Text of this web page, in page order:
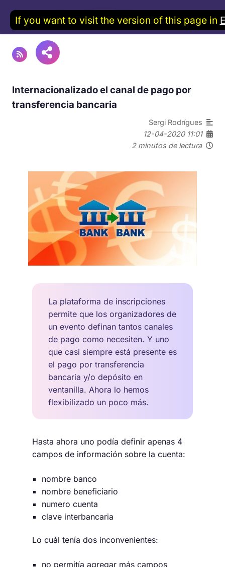
Internacionalizado el canal de pago por
transferencia bancaria
Sergi Rodrígues
12-04-2020 11:01
2 minutos de lectura
La plataforma de inscripciones
permite que los organizadores de
un evento definan tantos canales
de pago como necesiten. Y uno
que casi siempre está presente es
el pago por transferencia
bancaria y/o depósito en
ventanilla. Ahora lo hemos
flexibilizado un poco más.
Hasta ahora uno podía definir apenas 4
campos de información sobre la cuenta:
nombre banco
nombre beneficiario
numero cuenta
clave interbancaria
Lo cuál tenía dos inconvenientes:
no permitía agregar más campos
If you want to visit the version of this page in